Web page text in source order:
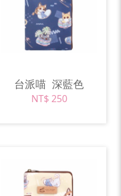
台派喵 深藍色
NT$ 250